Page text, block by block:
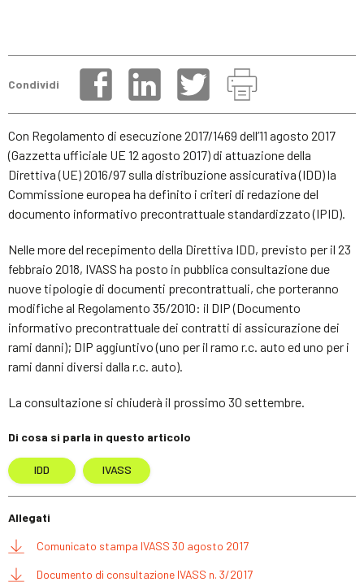
Condividi
Con Regolamento di esecuzione 2017/1469 dell’11 agosto 2017
(Gazzetta ufficiale UE 12 agosto 2017) di attuazione della
Direttiva (UE) 2016/97 sulla distribuzione assicurativa (IDD) la
Commissione europea ha definito i criteri di redazione del
documento informativo precontrattuale standardizzato (IPID).
Nelle more del recepimento della Direttiva IDD, previsto per il 23
febbraio 2018, IVASS ha posto in pubblica consultazione due
nuove tipologie di documenti precontrattuali, che porteranno
modifiche al Regolamento 35/2010: il DIP (Documento
informativo precontrattuale dei contratti di assicurazione dei
rami danni); DIP aggiuntivo (uno per il ramo r.c. auto ed uno per i
rami danni diversi dalla r.c. auto).
La consultazione si chiuderà il prossimo 30 settembre.
Di cosa si parla in questo articolo
IDD IVASS
Allegati
Comunicato stampa IVASS 30 agosto 2017
Documento di consultazione IVASS n. 3/2017